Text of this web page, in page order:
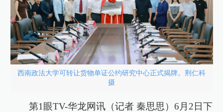
西南政法大学可转让货物单证公约研究中心正式揭牌。荆仁科
摄
第1眼TV-华龙网讯（记者 秦思思）6月2日下